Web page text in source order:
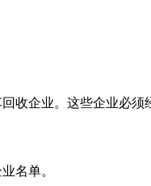
收企业。这些企业必须
名单。